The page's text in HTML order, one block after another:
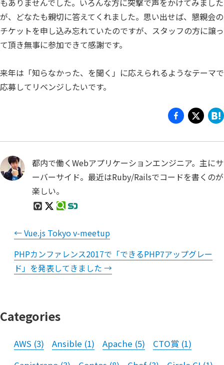
が、どなたも親切に答えてくれました。思い出せば、懇親会の
チケットを申し込み忘れていたのですが、スタッフの方に譲っ
て頂き無事に参加できて感謝です。
来年は「知らなかった、を聞く」に応えられるようなテーマで
応募してリベンジしたいです。
都内で働くWebアプリケーションエンジニア。主にサ
ーバーサイド。最近はRuby/Railsでコードを書くのが
楽しい。
←Vue.js Tokyo v-meetup
PHPカンファレンス2017で「できるPHP7アップグレー
ド」を発表してきました →
Categories
AWS (3) Ansible (1) Apache (5) CTO賞 (1)